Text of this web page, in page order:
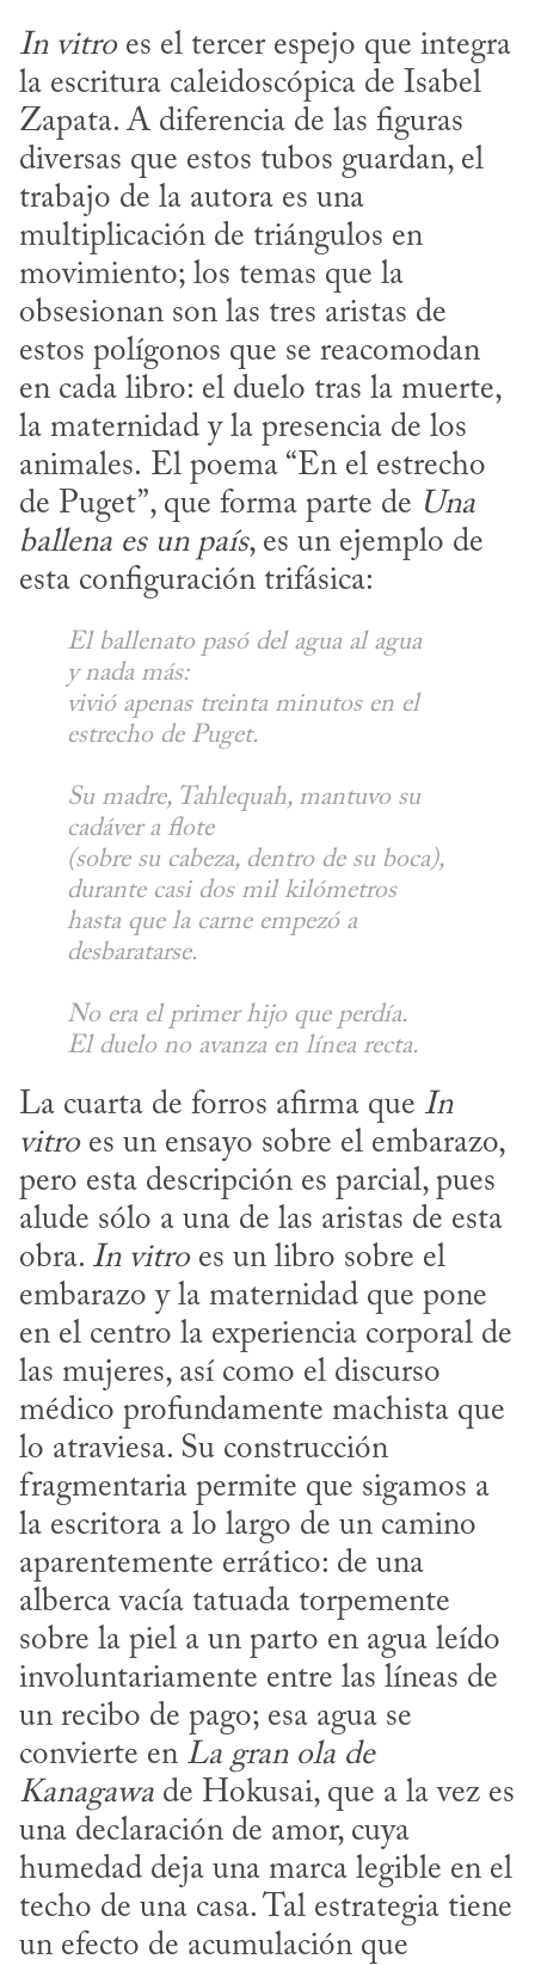
In vitro es el tercer espejo que integra
la escritura caleidoscópica de Isabel
Zapata. A diferencia de las figuras
diversas que estos tubos guardan, el
trabajo de la autora es una
multiplicación de triángulos en
movimiento; los temas que la
obsesionan son las tres aristas de
estos polígonos que se reacomodan
en cada libro: el duelo tras la muerte,
la maternidad y la presencia de los
animales. El poema “En el estrecho
de Puget”, que forma parte de Una
ballena es un país, es un ejemplo de
esta configuración trifásica:
El ballenato pasó del agua al agua
y nada más:
vivió apenas treinta minutos en el
Su madre, Tahlequah, mantuvo su
cadáver a flote
(sobre su cabeza, dentro de su boca),
durante casi dos mil kilómetros
hasta que la carne empezó a
No era el primer hijo que perdía.
El duelo no avanza en línea recta.
La cuarta de forros afirma que In
vitro es un ensayo sobre el embarazo,
pero esta descripción es parcial, pues
alude sólo a una de las aristas de esta
obra. In vitro es un libro sobre el
embarazo y la maternidad que pone
en el centro la experiencia corporal de
las mujeres, así como el discurso
médico profundamente machista que
lo atraviesa. Su construcción
fragmentaria permite que sigamos a
la escritora a lo largo de un camino
aparentemente errático: de una
alberca vacía tatuada torpemente
sobre la piel a un parto en agua leído
involuntariamente entre las líneas de
un recibo de pago; esa agua se
convierte en La gran ola de
Kanagawa de Hokusai, que a la vez es
una declaración de amor, cuya
humedad deja una marca legible en el
techo de una casa. Tal estrategia tiene
un efecto de acumulación que